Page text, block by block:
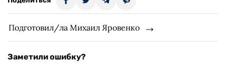
Подготовил/ла Михаил Яровенко
Заметили ошибку?